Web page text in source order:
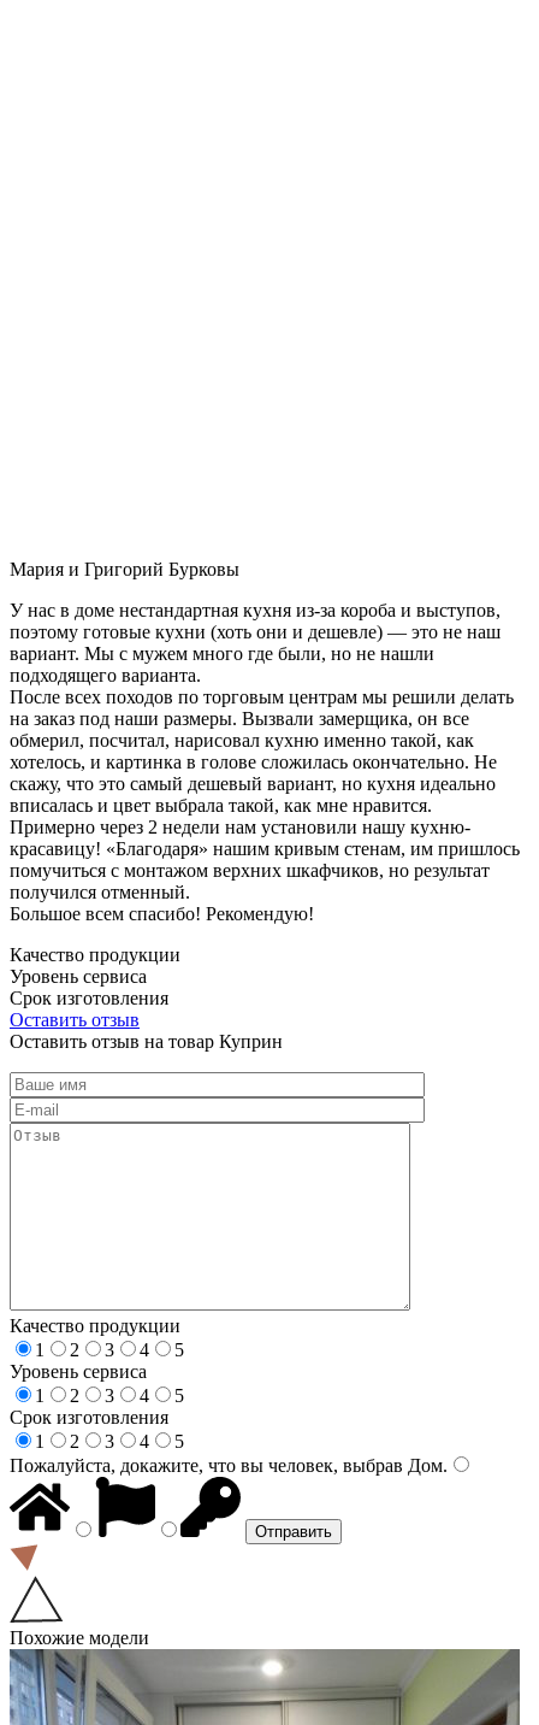
Мария и Григорий Бурковы
У нас в доме нестандартная кухня из-за короба и выступов,
поэтому готовые кухни (хоть они и дешевле) — это не наш
вариант. Мы с мужем много где были, но не нашли
подходящего варианта.
После всех походов по торговым центрам мы решили делать
на заказ под наши размеры. Вызвали замерщика, он все
обмерил, посчитал, нарисовал кухню именно такой, как
хотелось, и картинка в голове сложилась окончательно. Не
скажу, что это самый дешевый вариант, но кухня идеально
вписалась и цвет выбрала такой, как мне нравится.
Примерно через 2 недели нам установили нашу кухню-
красавицу! «Благодаря» нашим кривым стенам, им пришлось
помучиться с монтажом верхних шкафчиков, но результат
получился отменный.
Большое всем спасибо! Рекомендую!
Качество продукции
Уровень сервиса
Срок изготовления
Оставить отзыв
Оставить отзыв на товар Куприн
Качество продукции
1
2 3 4
5
Уровень сервиса
1
2 3 4
5
Срок изготовления
1
2 3 4
5
Пожалуйста, докажите, что вы человек, выбрав Дом.
Похожие модели